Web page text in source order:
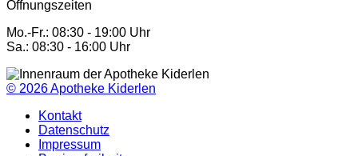
Öffnungszeiten
Mo.-Fr.: 08:30 - 19:00 Uhr
Sa.: 08:30 - 16:00 Uhr
© 2026Apotheke Kiderlen
Kontakt
Datenschutz
Impressum